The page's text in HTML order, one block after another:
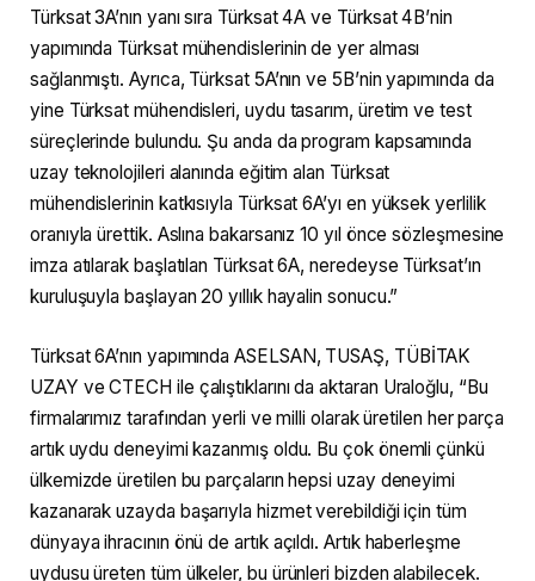
Türksat 3A’nın yanı sıra Türksat 4A ve Türksat 4B’nin
yapımında Türksat mühendislerinin de yer alması
sağlanmıştı. Ayrıca, Türksat 5A’nın ve 5B’nin yapımında da
yine Türksat mühendisleri, uydu tasarım, üretim ve test
süreçlerinde bulundu. Şu anda da program kapsamında
uzay teknolojileri alanında eğitim alan Türksat
mühendislerinin katkısıyla Türksat 6A’yı en yüksek yerlilik
oranıyla ürettik. Aslına bakarsanız 10 yıl önce sözleşmesine
imza atılarak başlatılan Türksat 6A, neredeyse Türksat’ın
kuruluşuyla başlayan 20 yıllık hayalin sonucu.”
Türksat 6A’nın yapımında ASELSAN, TUSAŞ, TÜBİTAK
UZAY ve CTECH ile çalıştıklarını da aktaran Uraloğlu, “Bu
firmalarımız tarafından yerli ve milli olarak üretilen her parça
artık uydu deneyimi kazanmış oldu. Bu çok önemli çünkü
ülkemizde üretilen bu parçaların hepsi uzay deneyimi
kazanarak uzayda başarıyla hizmet verebildiği için tüm
dünyaya ihracının önü de artık açıldı. Artık haberleşme
uydusu üreten tüm ülkeler, bu ürünleri bizden alabilecek.